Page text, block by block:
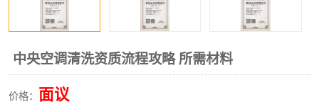
中央空调清洗资质流程攻略 所需材料
价格： 面议